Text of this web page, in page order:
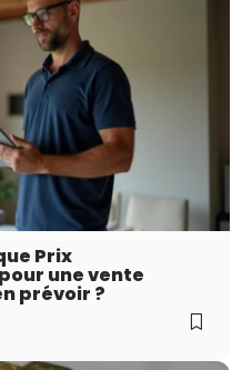
Prix
une vente
prévoir ?